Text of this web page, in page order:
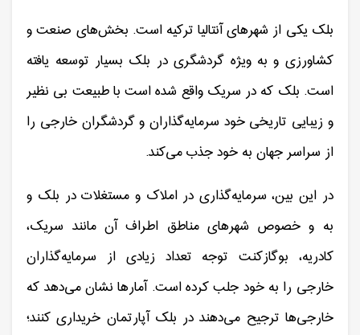
بلک یکی از شهرهای آنتالیا ترکیه است. بخش‌های صنعت و
کشاورزی و به ویژه گردشگری در بلک بسیار توسعه یافته
است. بلک که در سریک واقع شده است با طبیعت بی نظیر
و زیبایی تاریخی خود سرمایه‌گذاران و گردشگران خارجی را
از سراسر جهان به خود جذب می‌کند.
در این بین، سرمایه‌گذاری در املاک و مستغلات در بلک و
به و خصوص شهرهای مناطق اطراف آن مانند سریک،
کادریه، بوگازکنت توجه تعداد زیادی از سرمایه‌گذاران
خارجی را به خود جلب کرده است. آمارها نشان می‌دهد که
خارجی‌ها ترجیح می‌دهند در بلک آپارتمان خریداری کنند؛